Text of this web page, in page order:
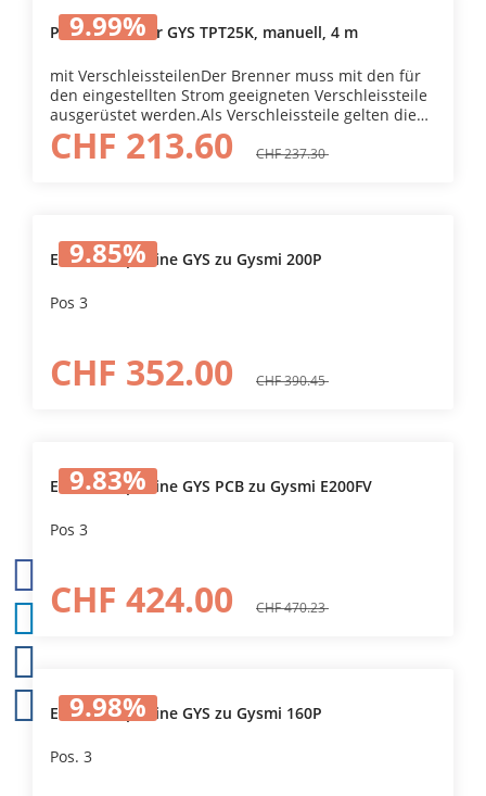
9.99%
Plasmabrenner GYS TPT25K, manuell, 4 m
mit VerschleissteilenDer Brenner muss mit den für
den eingestellten Strom geeigneten Verschleissteile
ausgerüstet werden.Als Verschleissteile gelten die
Keramikdüse, die Düse, der Distanzring und die
Elektrode. Falsche Verschleissteile führen zu
Metallteile zu verringern. Das Fett regelmässig
auftragen.
CHF 213.60 CHF 237.30
9.85%
Elektronikplatine GYS zu Gysmi 200P
Pos 3
CHF 352.00 CHF 390.45
9.83%
Elektronikplatine GYS PCB zu Gysmi E200FV
Pos 3
CHF 424.00 CHF 470.23
9.98%
Elektronikplatine GYS zu Gysmi 160P
Pos. 3